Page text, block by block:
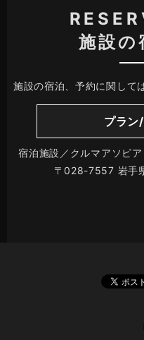
施設の
施設の宿泊、予約に関して
プラン
宿泊施設／クルマアソビ
〒028-7557 岩手